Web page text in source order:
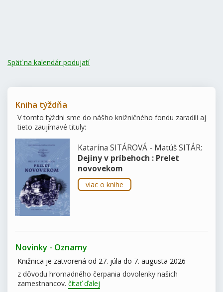
Späť na kalendár podujatí
Kniha týždňa
V tomto týždni sme do nášho knižničného fondu zaradili aj
tieto zaujímavé tituly:
Katarína SITÁROVÁ - Matúš SITÁR:
Dejiny v príbehoch : Prelet
novovekom
viac o knihe
Novinky - Oznamy
Knižnica je zatvorená od 27. júla do 7. augusta 2026
z dôvodu hromadného čerpania dovolenky našich
zamestnancov. čítať ďalej